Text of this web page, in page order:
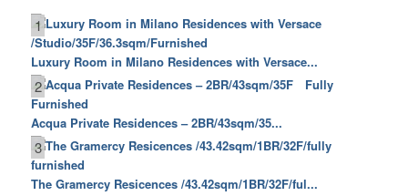
1
Luxury Room in Milano Residences with Versace...
2
Acqua Private Residences – 2BR/43sqm/35...
3
The Gramercy Resicences /43.42sqm/1BR/32F/ful...